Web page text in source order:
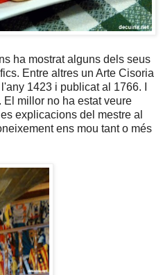
ha mostrat alguns dels seus
Entre altres un Arte Cisoria
1423 i publicat al 1766. I
millor no ha estat veure
explicacions del mestre al
ens mou tant o més